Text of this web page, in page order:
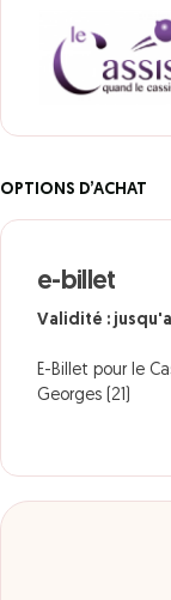
OPTIONS D’ACHAT
e-billet
Validité :
E-Billet pour le
Georges (21)